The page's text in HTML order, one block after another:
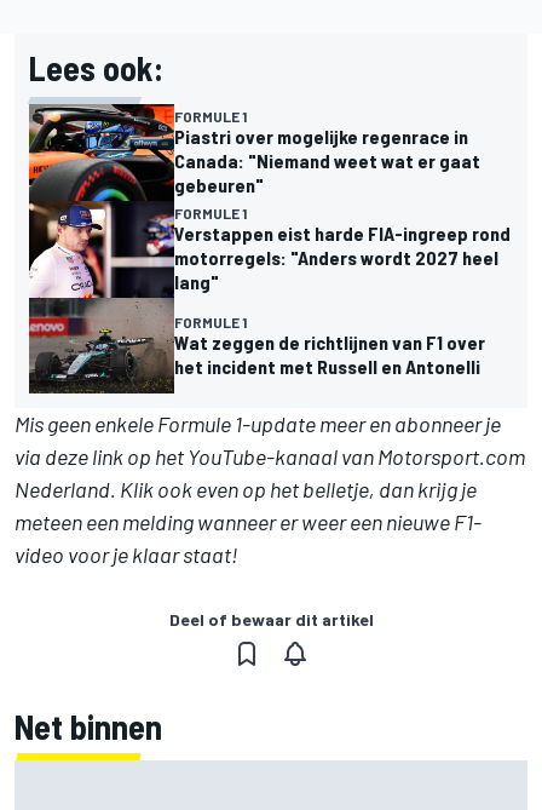
Lees ook:
FORMULE 1
Piastri over mogelijke regenrace in
Canada: "Niemand weet wat er gaat
gebeuren"
FORMULE 1
Verstappen eist harde FIA-ingreep rond
motorregels: "Anders wordt 2027 heel
lang"
FORMULE 1
Wat zeggen de richtlijnen van F1 over
het incident met Russell en Antonelli
Mis geen enkele Formule 1-update meer en abonneer je
via deze link op het YouTube-kanaal van Motorsport.com
Nederland. Klik ook even op het belletje, dan krijg je
meteen een melding wanneer er weer een nieuwe F1-
video voor je klaar staat!
Deel of bewaar dit artikel
Net binnen